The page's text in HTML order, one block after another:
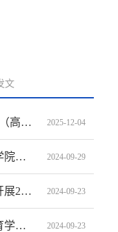
文
继教党字〔2025〕6号继续教育（高等职业技术）学院基层干部选拔任用工作办法 2025-12-04
继教党字〔2024〕14继续教育学院收文发文管理办法 2024-09-29
继教党字〔2024〕13关于组织开展2024年（秋）党风廉政建设宣传教育系列活动的通知 2024-09-23
继教党字〔2024〕12号继续教育学院关于做好学习宣传党的二十届三中全会精神工作的通知 2024-09-23